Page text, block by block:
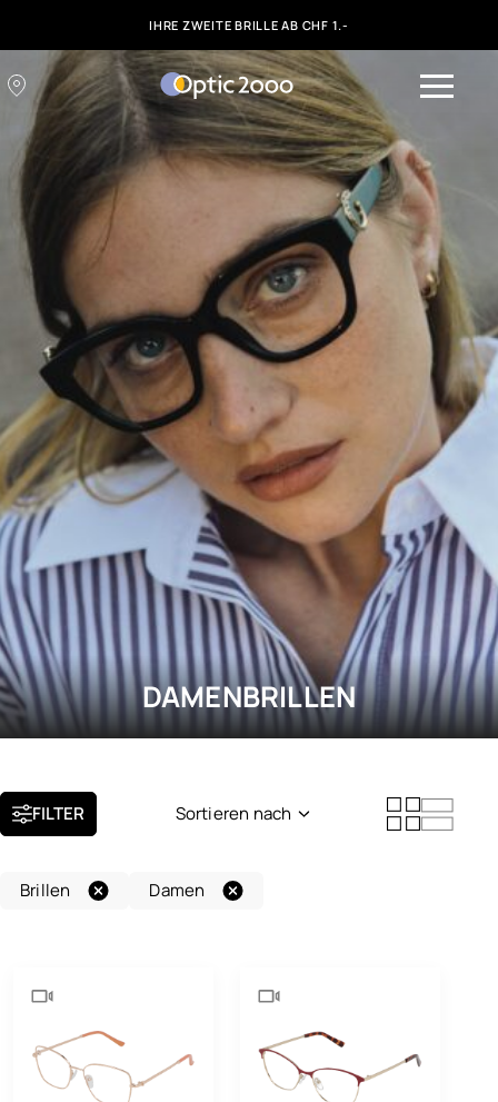
IHRE ZWEITE BRILLE AB CHF 1.-
DAMENBRILLEN
FILTER Sortieren nach
Brillen Damen